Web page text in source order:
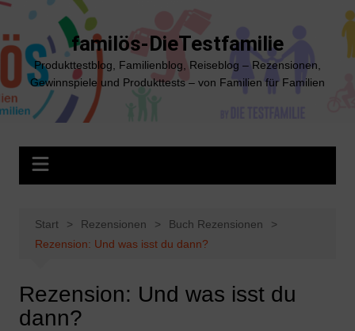
Zum
springen
familös-DieTestfamilie
Produkttestblog, Familienblog, Reiseblog – Rezensionen,
Gewinnspiele und Produkttests – von Familien für Familien
Start Rezensionen
Buch Rezensionen
Rezension: Und was isst du dann?
Rezension: Und was isst du
dann?